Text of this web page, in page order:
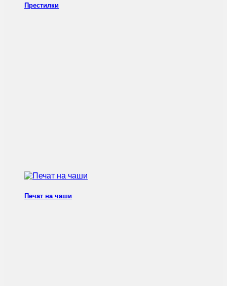
Престилки
Печат на чаши